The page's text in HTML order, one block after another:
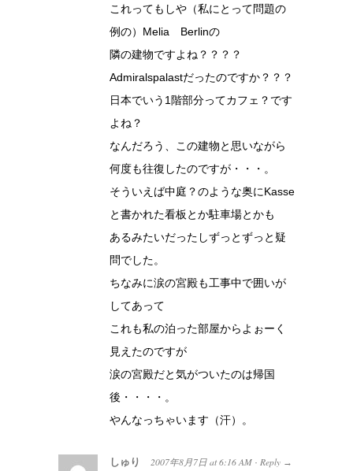
これってもしや（私にとって問題の
例の）Melia Berlinの
隣の建物ですよね？？？？
Admiralspalastだったのですか？？？
日本でいう1階部分ってカフェ？です
よね？
なんだろう、この建物と思いながら
何度も往復したのですが・・・。
そういえば中庭？のような奥にKasse
と書かれた看板とか駐車場とかも
あるみたいだったしずっとずっと疑
問でした。
ちなみに涙の宮殿も工事中で囲いが
してあって
これも私の泊った部屋からよぉーく
見えたのですが
涙の宮殿だと気がついたのは帰国
後・・・・。
やんなっちゃいます（汗）。
しゅり 2007年8月7日 at 6:16 AM · Reply →